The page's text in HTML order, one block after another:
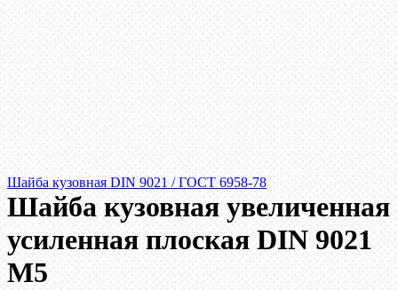
Шайба кузовная DIN 9021 / ГОСТ 6958-78
Шайба кузовная увеличенная
усиленная плоская DIN 9021
М5